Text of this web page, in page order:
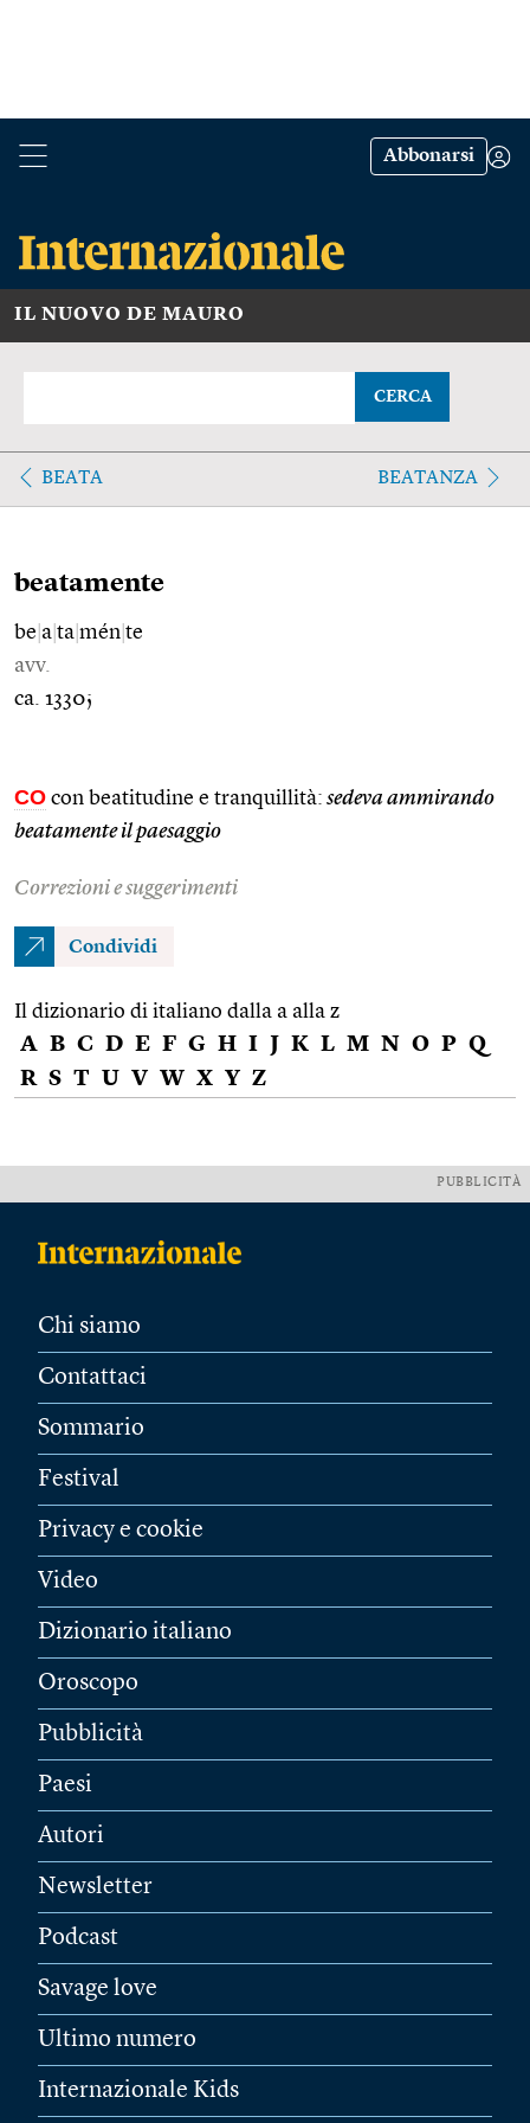
Abbonarsi
IL NUOVO DE MAURO
CERCA
BEATA BEATANZA
beatamente
be a ta mén te
avv.
ca. 1330;
CO con beatitudine e tranquillità: sedeva ammirando
beatamente il paesaggio
Correzioni e suggerimenti
Condividi
Il dizionario di italiano dalla a alla z
A B C D E F G H I J K L M N O P Q
R S T U V W X Y Z
PUBBLICITÀ
Chi siamo
Contattaci
Sommario
Festival
Privacy e cookie
Video
Dizionario italiano
Oroscopo
Pubblicità
Paesi
Autori
Newsletter
Podcast
Savage love
Ultimo numero
Internazionale Kids